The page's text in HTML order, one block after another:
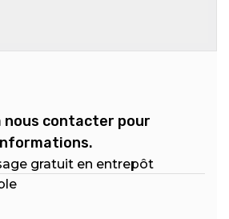
nous contacter pour
gratuit en entrepôt